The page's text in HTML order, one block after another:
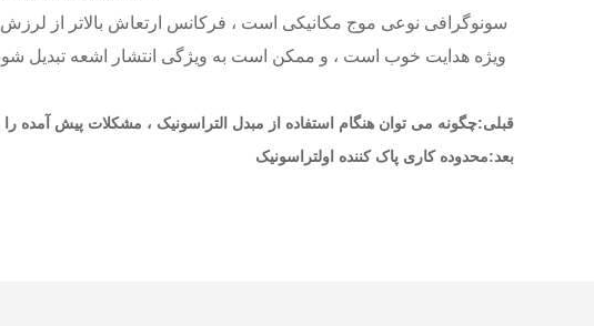
سونوگرافی نوعی موج مکانیکی است ، فرکانس ارتعاش بالاتر از
ویژه هدایت خوب است ، و ممکن است به ویژگی انتشار اشعه تبدیل
قبلی:چگونه می توان هنگام استفاده از مبدل التراسونیک ، مشکلات پیش آمده
بعد:محدوده کاری پاک کننده اولتراسونیک